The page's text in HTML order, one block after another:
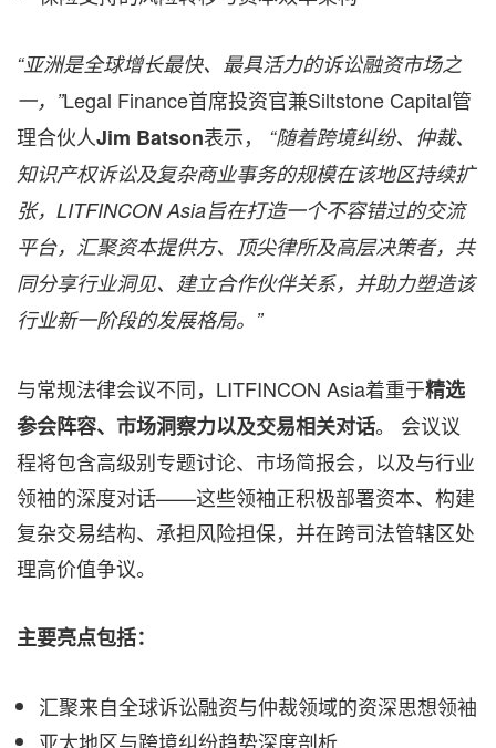
“亚洲是全球增长最快、最具活力的诉讼融资市场之
一，”Legal Finance首席投资官兼Siltstone Capital管
理合伙人Jim Batson表示， “随着跨境纠纷、仲裁、
知识产权诉讼及复杂商业事务的规模在该地区持续扩
张，LITFINCON Asia旨在打造一个不容错过的交流
平台，汇聚资本提供方、顶尖律所及高层决策者，共
同分享行业洞见、建立合作伙伴关系，并助力塑造该
行业新一阶段的发展格局。”
与常规法律会议不同，LITFINCON Asia着重于精选
参会阵容、市场洞察力以及交易相关对话。 会议议
程将包含高级别专题讨论、市场简报会，以及与行业
领袖的深度对话——这些领袖正积极部署资本、构建
复杂交易结构、承担风险担保，并在跨司法管辖区处
理高价值争议。
主要亮点包括：
汇聚来自全球诉讼融资与仲裁领域的资深思想领袖
亚太地区与跨境纠纷趋势深度剖析